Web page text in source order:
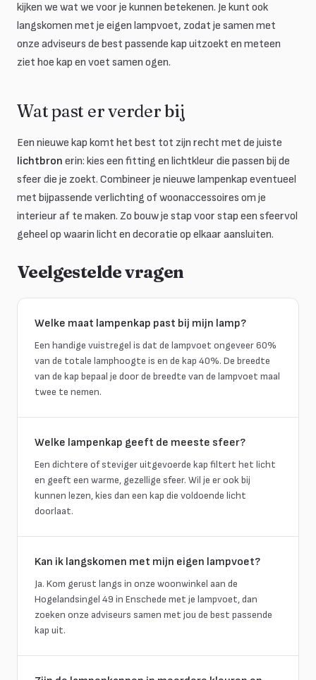
kijken we wat we voor je kunnen betekenen. Je kunt ook
langskomen met je eigen lampvoet, zodat je samen met
onze adviseurs de best passende kap uitzoekt en meteen
ziet hoe kap en voet samen ogen.
Wat past er verder bij
Een nieuwe kap komt het best tot zijn recht met de juiste
lichtbron erin: kies een fitting en lichtkleur die passen bij de
sfeer die je zoekt. Combineer je nieuwe lampenkap eventueel
met bijpassende verlichting of woonaccessoires om je
interieur af te maken. Zo bouw je stap voor stap een sfeervol
geheel op waarin licht en decoratie op elkaar aansluiten.
Veelgestelde vragen
Welke maat lampenkap past bij mijn lamp?
Een handige vuistregel is dat de lampvoet ongeveer 60%
van de totale lamphoogte is en de kap 40%. De breedte
van de kap bepaal je door de breedte van de lampvoet maal
twee te nemen.
Welke lampenkap geeft de meeste sfeer?
Een dichtere of steviger uitgevoerde kap filtert het licht
en geeft een warme, gezellige sfeer. Wil je er ook bij
kunnen lezen, kies dan een kap die voldoende licht
doorlaat.
Kan ik langskomen met mijn eigen lampvoet?
Ja. Kom gerust langs in onze woonwinkel aan de
Hogelandsingel 49 in Enschede met je lampvoet, dan
zoeken onze adviseurs samen met jou de best passende
kap uit.